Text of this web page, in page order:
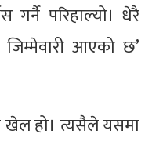
गर्नै परिहाल्यो। धेरै
आएको छ’
खेल हो। त्यसैले यसमा